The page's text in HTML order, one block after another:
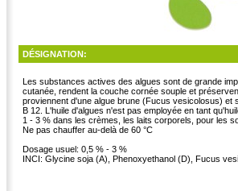
DÉSIGNATION:
Les substances actives des algues sont de grande
cutanée, rendent la couche cornée souple et
proviennent d'une algue brune (Fucus vesicolosus) et
B 12. L'huile d'algues n'est pas employée en tant
1 - 3 % dans les crèmes, les laits corporels, pour les
Ne pas chauffer au-delà de 60 °C
Dosage usuel: 0,5 % - 3 %
INCI: Glycine soja (A), Phenoxyethanol (D), Fucus